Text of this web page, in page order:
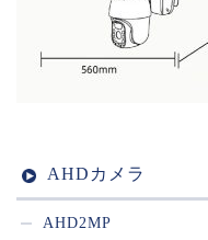
AHDカメラ
AHD2MP